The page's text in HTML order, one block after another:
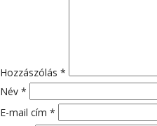
Hozzászólás *
Név *
E-mail cím *